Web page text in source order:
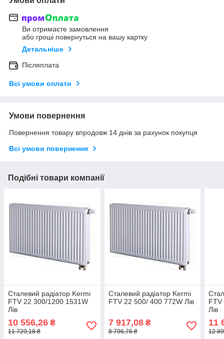
Ви отримаєте замовлення
або гроші повернуться на вашу картку
Детальніше
Післяплата
Всі умови оплати
Умови повернення
Повернення товару впродовж 14 днів за рахунок покупця
Всі умови повернення
Подібні товари компанії
Сталевий радіатор Kermi
FTV 22 300/1200 1531W
Лів
10 556,26 ₴
11 729,18 ₴
Сталевий радіатор Kermi
FTV 22 500/ 400 772W Лів
7 917,08₴
8 796,76 ₴
FTV
Лів
11
12